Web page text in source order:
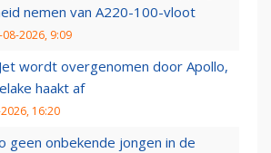
nemen van A220-100-vloot
08-2026, 9:09
wordt overgenomen door Apollo,
haakt af
16:20
geen onbekende jongen in de